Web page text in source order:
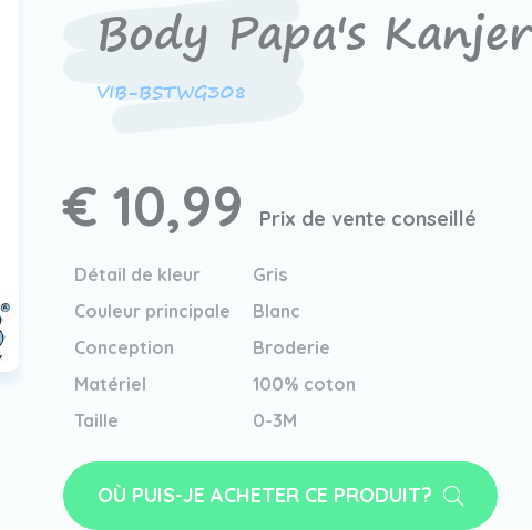
Body Papa's Kanjer
VIB-BSTWG308
€ 10,99 Prix de vente conseillé
Détail de kleur
Gris
Couleur principale
Blanc
Conception
Broderie
Matériel
100% coton
Taille
0-3M
OÙ PUIS-JE ACHETER CE PRODUIT?